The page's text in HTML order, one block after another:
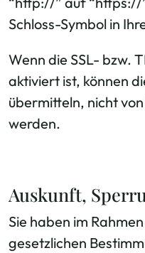
Schloss-Symbol in
Wenn die SSL- bzw.
aktiviert ist, können
übermitteln, nicht
werden.
Auskunft,
Sie haben im
gesetzlichen